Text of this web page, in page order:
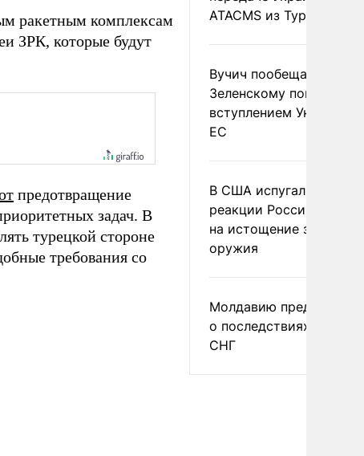
ракетным комплексам
ЗРК, которые будут
предотвращение
задач. В
турецкой стороне
требования со
ATACMS из Турции
Вучич пообещал
Зеленскому помочь со
вступлением Украины в
ЕС
В США испугались
реакции России и
на истощение запасов
оружия
Молдавию
о последствиях выхода
СНГ